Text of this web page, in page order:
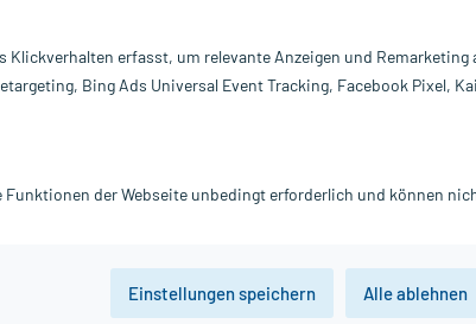
inkl. MwSt. zzgl. Versandkosten
PZN:
Hersteller:
Klickverhalten erfasst, um relevante Anzeigen und Remarketing
Bing Ads Universal Event Tracking, Facebook Pixel,
Funktionen der Webseite unbedingt erforderlich und können
Einstellungen speichern Alle ablehnen